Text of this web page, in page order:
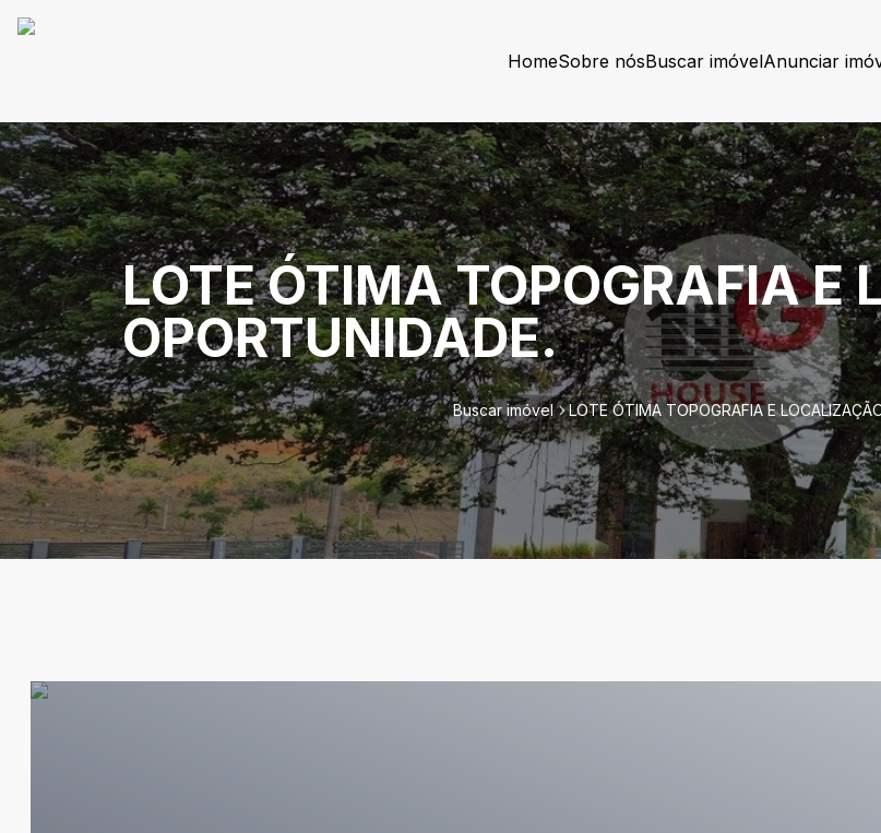
HomeSobre nósBuscar imóvelAnunciar
LOTE ÓTIMA TOPOGRAFIA E
OPORTUNIDADE.
Buscar imóvel LOTE ÓTIMA TOPOGRAFIA E